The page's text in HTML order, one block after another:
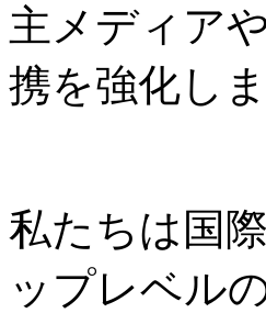
主メディア
携を強化しま
私たちは国
ップレベル